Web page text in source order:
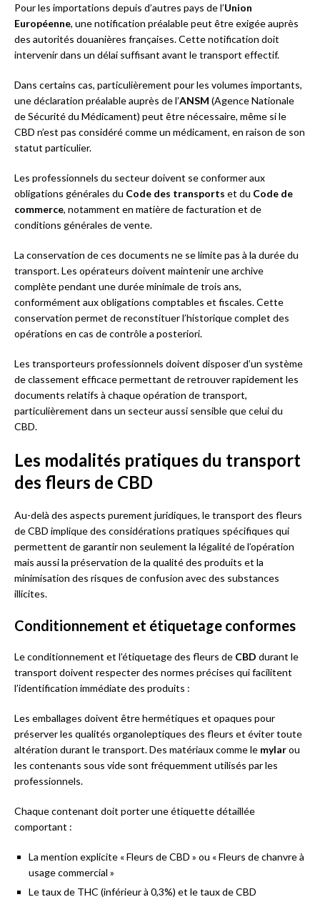
Pour les importations depuis d’autres pays de l’Union
Européenne, une notification préalable peut être exigée auprès
des autorités douanières françaises. Cette notification doit
intervenir dans un délai suffisant avant le transport effectif.
Dans certains cas, particulièrement pour les volumes importants,
une déclaration préalable auprès de l’ANSM (Agence Nationale
de Sécurité du Médicament) peut être nécessaire, même si le
CBD n’est pas considéré comme un médicament, en raison de son
statut particulier.
Les professionnels du secteur doivent se conformer aux
obligations générales du Code des transports et du Code de
commerce, notamment en matière de facturation et de
conditions générales de vente.
La conservation de ces documents ne se limite pas à la durée du
transport. Les opérateurs doivent maintenir une archive
complète pendant une durée minimale de trois ans,
conformément aux obligations comptables et fiscales. Cette
conservation permet de reconstituer l’historique complet des
opérations en cas de contrôle a posteriori.
Les transporteurs professionnels doivent disposer d’un système
de classement efficace permettant de retrouver rapidement les
documents relatifs à chaque opération de transport,
particulièrement dans un secteur aussi sensible que celui du
CBD.
Les modalités pratiques du transport
des fleurs de CBD
Au-delà des aspects purement juridiques, le transport des fleurs
de CBD implique des considérations pratiques spécifiques qui
permettent de garantir non seulement la légalité de l’opération
mais aussi la préservation de la qualité des produits et la
minimisation des risques de confusion avec des substances
illicites.
Conditionnement et étiquetage conformes
Le conditionnement et l’étiquetage des fleurs de CBD durant le
transport doivent respecter des normes précises qui facilitent
l’identification immédiate des produits :
Les emballages doivent être hermétiques et opaques pour
préserver les qualités organoleptiques des fleurs et éviter toute
altération durant le transport. Des matériaux comme le mylarou
les contenants sous vide sont fréquemment utilisés par les
professionnels.
Chaque contenant doit porter une étiquette détaillée
comportant :
La mention explicite « Fleurs de CBD » ou « Fleurs de chanvre à
usage commercial »
Le taux de THC (inférieur à 0,3%) et le taux de CBD